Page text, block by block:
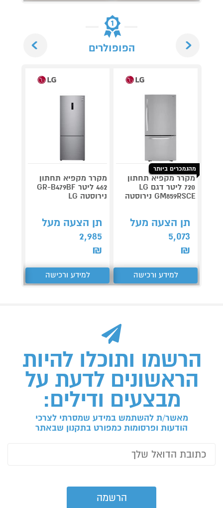
הפופולרים
מהנמכרים ביותר
מקרר מקפיא תחתון
720 ליטר דגם LG
GM859RSCE נירוסטה
תן הצעה מעל
5,073
₪
למידע ורכישה
מקרר מקפיא תחתון
462 ליטר GR-B479BF
נירוסטה LG
תן הצעה מעל
2,985
₪
למידע ורכישה
הרשמו ותוכלו להיות
הראשונים לדעת על
מבצעים ודילים:
מאשר/ת להשתמש במידע שמסרתי לצרכי
הודעות ופרסומות כמפורט בתקנון שבאתר